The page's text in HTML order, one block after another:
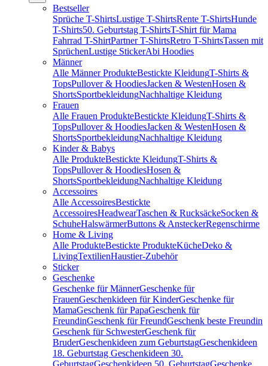
Bestseller
Sprüche T-ShirtsLustige T-ShirtsRente T-ShirtsHunde
T-Shirts50. Geburtstag T-ShirtsT-Shirt für Mama
Fahrrad T-ShirtPartner T-ShirtsRetro T-ShirtsTassen mit
SprüchenLustige StickerAbi Hoodies
Männer
Alle Männer ProdukteBestickte KleidungT-Shirts &
TopsPullover & HoodiesJacken & WestenHosen &
ShortsSportbekleidungNachhaltige Kleidung
Frauen
Alle Frauen ProdukteBestickte KleidungT-Shirts &
TopsPullover & HoodiesJacken & WestenHosen &
ShortsSportbekleidungNachhaltige Kleidung
Kinder & Babys
Alle ProdukteBestickte KleidungT-Shirts &
TopsPullover & HoodiesHosen &
ShortsSportbekleidungNachhaltige Kleidung
Accessoires
Alle AccessoiresBestickte
AccessoiresHeadwearTaschen & RucksäckeSocken &
SchuheHalswärmerButtons & AnsteckerRegenschirme
Home & Living
Alle ProdukteBestickte ProdukteKücheDeko &
LivingTextilienHaustier-Zubehör
Sticker
Geschenke
Geschenke für MännerGeschenke für
FrauenGeschenkideen für KinderGeschenke für
MamaGeschenk für PapaGeschenk für
FreundinGeschenk für FreundGeschenk beste Freundin
Geschenk für SchwesterGeschenk für
BruderGeschenkideen zum GeburtstagGeschenkideen
18. Geburtstag Geschenkideen 30.
GeburtstagGeschenkideen 50. GeburtstagGeschenke